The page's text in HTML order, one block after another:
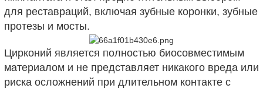
для реставраций, включая зубные коронки, зубные
протезы и мосты.
Цирконий является полностью биосовместимым
материалом и не представляет никакого вреда или
риска осложнений при длительном контакте с